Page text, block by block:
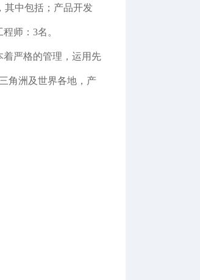
其中包括；产品开发
师：3名。
着严格的管理，运用先
角洲及世界各地，产